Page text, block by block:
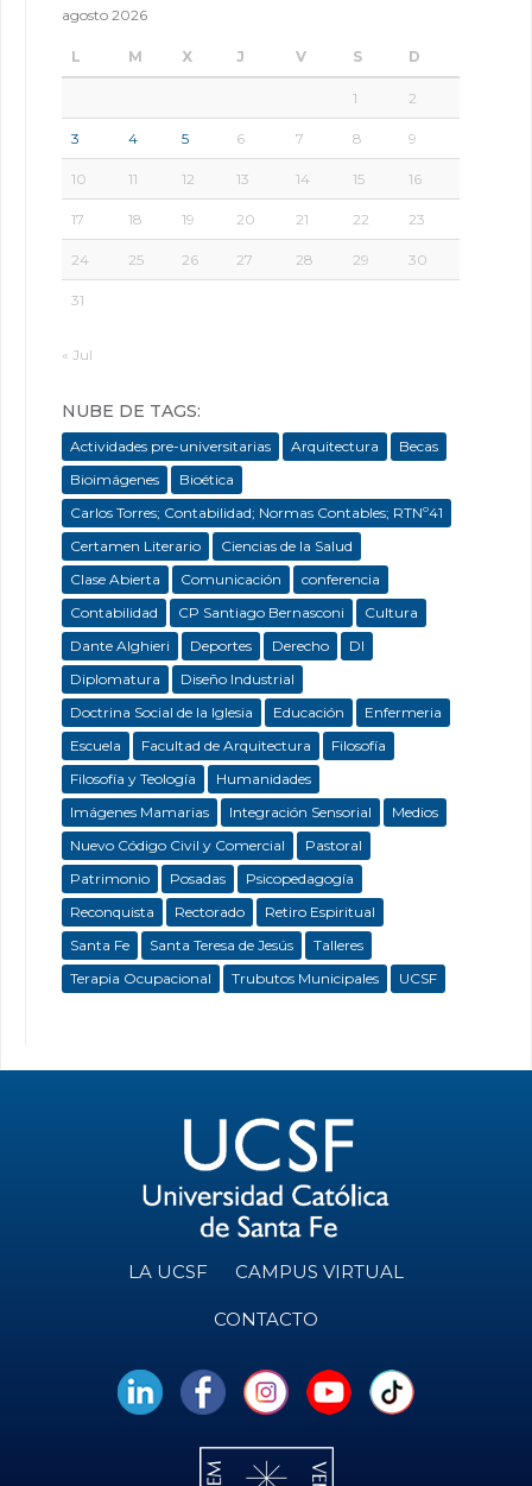
agosto 2026
L M X J V S D
1 2
3 4 5 6 7 8 9
10 11 12 13 14 15 16
17 18 19 20 21 22 23
24 25 26 27 28 29 30
31
« Jul
NUBE DE TAGS:
Actividades pre-universitarias Arquitectura
Becas
Bioimágenes
Bioética
Carlos Torres; Contabilidad; Normas Contables; RTNº41
Certamen Literario
Ciencias de la Salud
Clase Abierta
Comunicación
conferencia
Contabilidad
CP Santiago Bernasconi
Cultura
Dante Alghieri
Deportes Derecho
DI
Diplomatura
Diseño Industrial
Doctrina Social de la Iglesia
Educación
Enfermeria
Escuela
Facultad de Arquitectura
Filosofía
Filosofía y Teología
Humanidades
Imágenes Mamarias
Integración Sensorial
Medios
Nuevo Código Civil y Comercial
Pastoral
Patrimonio
Posadas
Psicopedagogía
Reconquista
Rectorado
Retiro Espiritual
Santa Fe
Santa Teresa de Jesús
Talleres
Terapia Ocupacional
Trubutos Municipales UCSF
LA UCSF CAMPUS VIRTUAL
CONTACTO